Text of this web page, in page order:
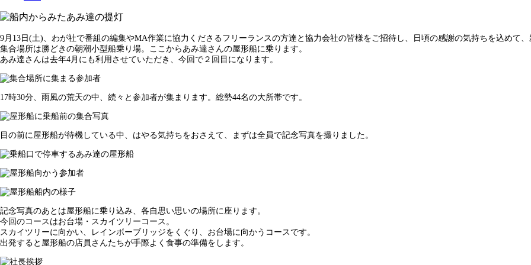
9月13日(土)、わが社で番組の編集やMA作業に協力くださるフリーランスの方達と協力会社の皆様をご招待し、日頃の感謝の気持ちを込めて、
集合場所は勝どきの朝潮小型船乗り場。ここからあみ達さんの屋形船に乗ります。
あみ達さんは去年4月にも利用させていただき、今回で２回目になります。
17時30分、雨風の荒天の中、続々と参加者が集まります。総勢44名の大所帯です。
目の前に屋形船が待機している中、はやる気持ちをおさえて、まずは全員で記念写真を撮りました。
記念写真のあとは屋形船に乗り込み、各自思い思いの場所に座ります。
今回のコースはお台場・スカイツリーコース。
スカイツリーに向かい、レインボーブリッジをくぐり、お台場に向かうコースです。
出発すると屋形船の店員さんたちが手際よく食事の準備をします。